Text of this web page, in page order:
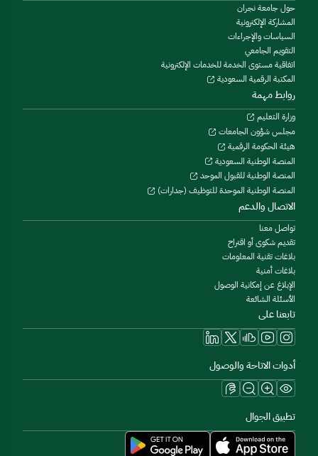
حول جامعة نجران
المشاركة الإلكترونية
السياسات والإجراءات
التقويم الجامعي
اتفاقية مستوى الخدمة للخدمات الإلكترونية
المكتبة الرقمية السعودية
روابط مهمة
وزارة التعليم
مجلس شؤون الجامعات
هيئة الحكومة الرقمية
المنصة الوطنية السعودية
المنصة الوطنية للقبول الموحد
المنصة الوطنية الموحدة للتوظيف (جدارات)
الاتصال والدعم
تواصل معنا
تقديم شكوى أو اقتراح
بلاغات تقنية المعلومات
بلاغات أمنية
الإبلاغ عن إمكانية الوصول
الأسئلة الشائعة
تابعنا على
أدوات الاتاحة والوصول
تطبيق الجوال